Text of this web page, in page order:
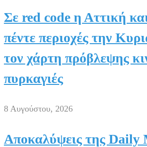
Σε red code η Αττική
πέντε περιοχές την
τον χάρτη πρόβλεψης
πυρκαγιές
8 Αυγούστου, 2026
Αποκαλύψεις της Daily